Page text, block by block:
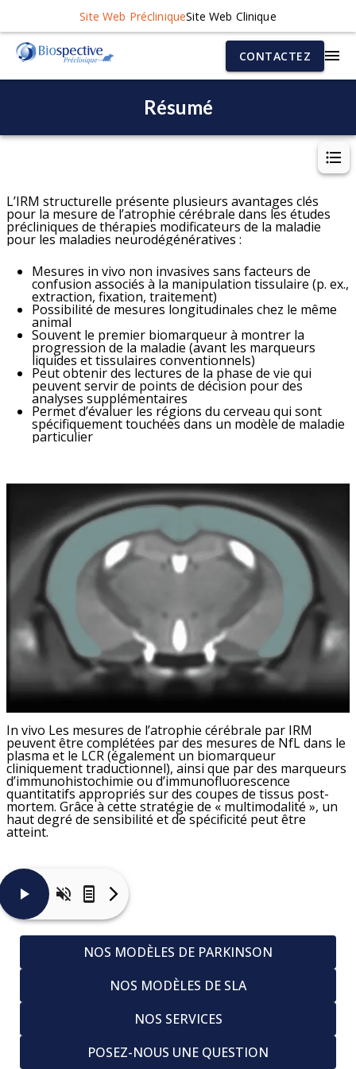
Site Web PrécliniqueSite Web Clinique
CONTACTEZ
Résumé
L’IRM structurelle présente plusieurs avantages clés
pour la mesure de l’atrophie cérébrale dans les études
précliniques de thérapies modificateurs de la maladie
pour les maladies neurodégénératives :
Mesures in vivo non invasives sans facteurs de
confusion associés à la manipulation tissulaire (p. ex.,
extraction, fixation, traitement)
Possibilité de mesures longitudinales chez le même
animal
Souvent le premier biomarqueur à montrer la
progression de la maladie (avant les marqueurs
liquides et tissulaires conventionnels)
Peut obtenir des lectures de la phase de vie qui
peuvent servir de points de décision pour des
analyses supplémentaires
Permet d’évaluer les régions du cerveau qui sont
spécifiquement touchées dans un modèle de maladie
particulier
In vivo Les mesures de l’atrophie cérébrale par IRM
peuvent être complétées par des mesures de NfL dans le
plasma et le LCR (également un biomarqueur
cliniquement traductionnel), ainsi que par des marqueurs
d’immunohistochimie ou d’immunofluorescence
quantitatifs appropriés sur des coupes de tissus post-
mortem. Grâce à cette stratégie de « multimodalité », un
haut degré de sensibilité et de spécificité peut être
atteint.
En
résumé,
d’IRM
un
et
NOS MODÈLES DE PARKINSON
NOS MODÈLES DE SLA
NOS SERVICES
POSEZ-NOUS UNE QUESTION